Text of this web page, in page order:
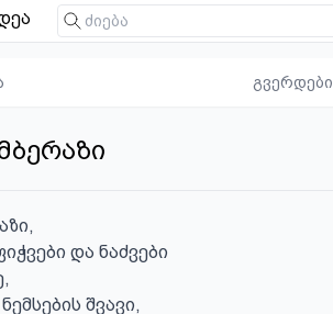
გვერდები
და ნაძვები
შვავი,